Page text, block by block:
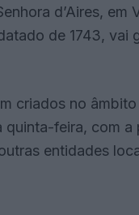
d’Aires,
de 1743,
criados no
quinta-feira, com
entidades